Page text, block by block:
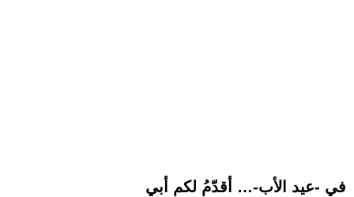
في -عيد الأب-… أقدّمُ لكم أبي